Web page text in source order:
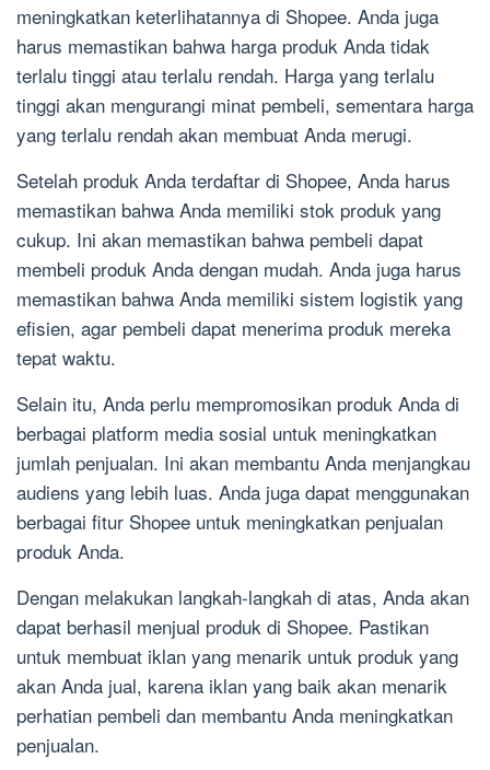
meningkatkan keterlihatannya di Shopee. Anda juga
harus memastikan bahwa harga produk Anda tidak
terlalu tinggi atau terlalu rendah. Harga yang terlalu
tinggi akan mengurangi minat pembeli, sementara harga
yang terlalu rendah akan membuat Anda merugi.
Setelah produk Anda terdaftar di Shopee, Anda harus
memastikan bahwa Anda memiliki stok produk yang
cukup. Ini akan memastikan bahwa pembeli dapat
membeli produk Anda dengan mudah. Anda juga harus
memastikan bahwa Anda memiliki sistem logistik yang
efisien, agar pembeli dapat menerima produk mereka
tepat waktu.
Selain itu, Anda perlu mempromosikan produk Anda di
berbagai platform media sosial untuk meningkatkan
jumlah penjualan. Ini akan membantu Anda menjangkau
audiens yang lebih luas. Anda juga dapat menggunakan
berbagai fitur Shopee untuk meningkatkan penjualan
produk Anda.
Dengan melakukan langkah-langkah di atas, Anda akan
dapat berhasil menjual produk di Shopee. Pastikan
untuk membuat iklan yang menarik untuk produk yang
akan Anda jual, karena iklan yang baik akan menarik
perhatian pembeli dan membantu Anda meningkatkan
penjualan.